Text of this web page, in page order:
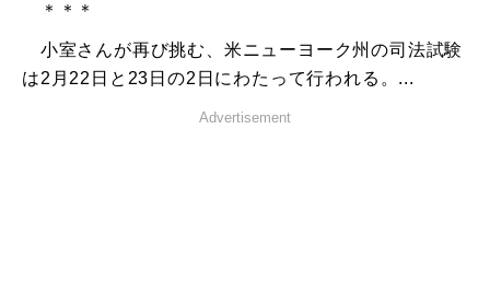
＊＊＊
小室さんが再び挑む、米ニューヨーク州の司法試験
は2月22日と23日の2日にわたって行われる。...
Advertisement